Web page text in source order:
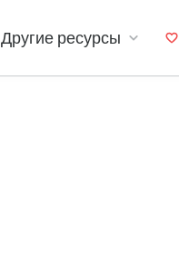
Другие ресурсы